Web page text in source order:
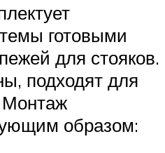
готовыми
для стояков.
подходят для
образом: